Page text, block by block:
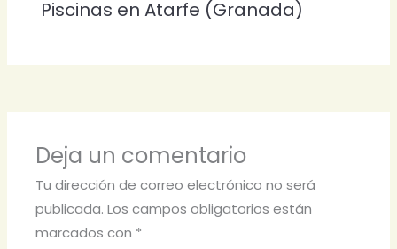
Piscinas en Atarfe (Granada)
Deja un comentario
Tu dirección de correo electrónico no será
publicada. Los campos obligatorios están
marcados con *